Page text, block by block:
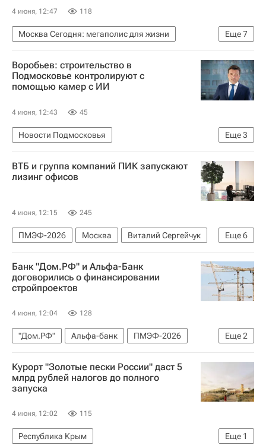
4 июня, 12:47 118
Еще7
Москва Сегодня: мегаполис для жизни
Москва
Лифты
ЖКХ
Городское хозяйство Москвы
Комплекс городского хозяйства Москвы
Капремонт в Москве
Воробьев: строительство в
Подмосковье контролируют с
помощью камер с ИИ
4 июня, 12:43 45
Еще3
Новости Подмосковья
Московская область (Подмосковье)
Андрей Воробьев
Строительство
ВТБ и группа компаний ПИК запускают
лизинг офисов
4 июня, 12:15 245
Еще6
ПМЭФ-2026 Москва
Виталий Сергейчук
ПИК
ВТБ Лизинг ГК "ПИК"
Офисы
Коммерческая недвижимость
Банк "Дом.РФ" и Альфа-Банк
договорились о финансировании
стройпроектов
4 июня, 12:04 128
Еще2
"Дом.РФ" Альфа-банк
ПМЭФ-2026
Банки
Строительство
Курорт "Золотые пески России" даст 5
млрд рублей налогов до полного
запуска
4 июня, 12:02 115
Еще 1
Республика Крым